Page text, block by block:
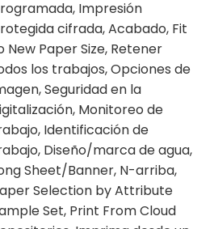
Impresión
cifrada, Acabado, Fit
New Paper Size, Retener
los trabajos, Opciones de
Seguridad en la
Monitoreo de
Identificación de
Diseño/marca de agua,
Sheet/Banner, N-arriba,
Selection by Attribute
Set, Print From Cloud